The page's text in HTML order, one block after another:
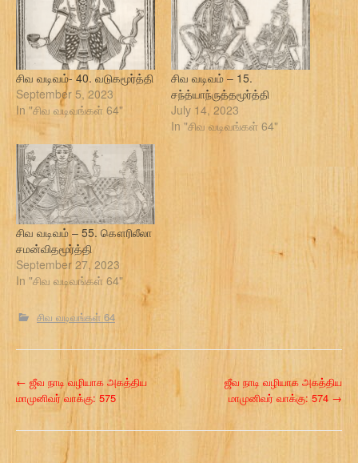
சிவ வடிவம்- 40. வடுகமூர்த்தி
September 5, 2023
In "சிவ வடிவங்கள் 64"
சிவ வடிவம் – 15.
சந்த்யாந்ருத்தமூர்த்தி
July 14, 2023
In "சிவ வடிவங்கள் 64"
சிவ வடிவம் – 55. கௌரிலீலா
சமன்விதமூர்த்தி
September 27, 2023
In "சிவ வடிவங்கள் 64"
சிவ வடிவங்கள் 64
P
← ஜீவ நாடி வழியாக அகத்திய
மாமுனிவர் வாக்கு: 575
ஜீவ நாடி வழியாக அகத்திய
மாமுனிவர் வாக்கு: 574 →